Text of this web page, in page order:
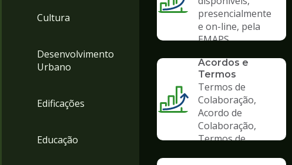
Cultura
Desenvolvimento
Urbano
Edificações
Educação
presencialmente
e on-line, pela
EMAPS
SERVICO
Acordos e
Termos
Termos de
Colaboração,
Acordo de
Colaboração,
Termos de